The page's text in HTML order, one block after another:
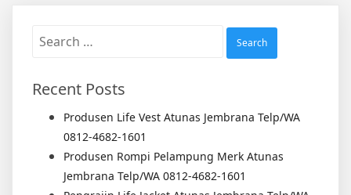
Search
Recent Posts
Produsen Life Vest Atunas Jembrana Telp/WA
0812-4682-1601
Produsen Rompi Pelampung Merk Atunas
Jembrana Telp/WA 0812-4682-1601